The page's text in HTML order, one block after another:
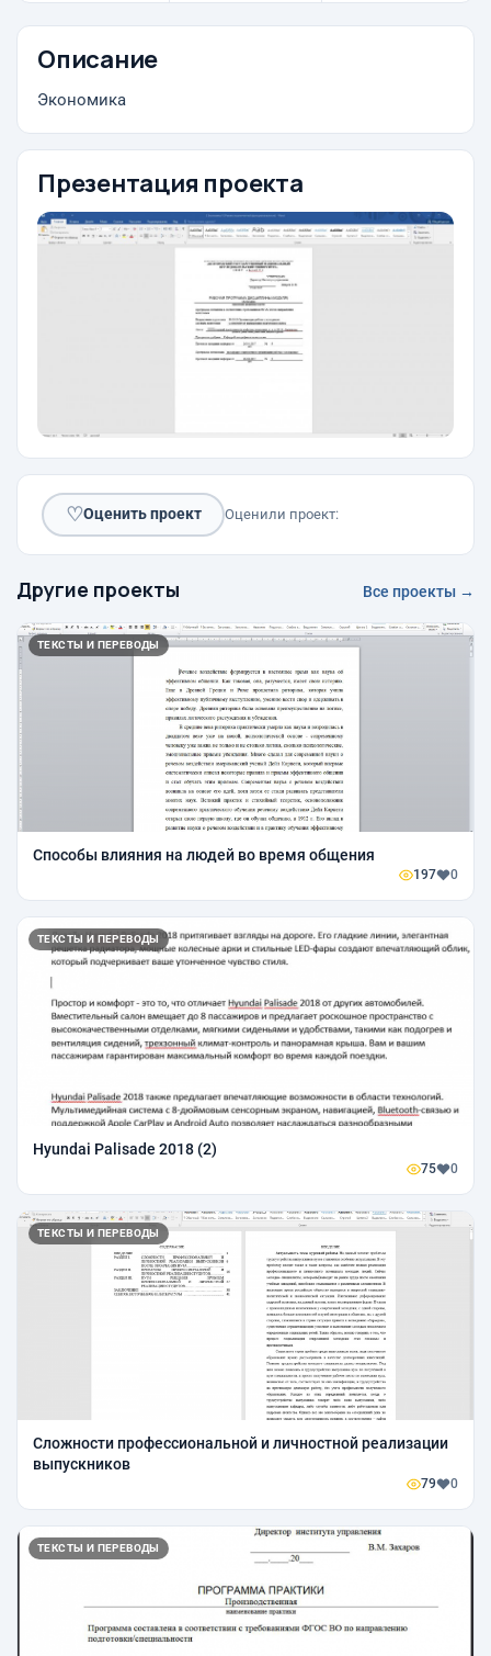
Описание
Экономика
Презентация проекта
♡Оценить проект Оценили проект:
Другие проекты Все проекты →
ТЕКСТЫ И ПЕРЕВОДЫ
Способы влияния на людей во время общения
197 0
ТЕКСТЫ И ПЕРЕВОДЫ
Hyundai Palisade 2018 (2)
75 0
ТЕКСТЫ И ПЕРЕВОДЫ
Сложности профессиональной и личностной реализации
выпускников
79 0
ТЕКСТЫ И ПЕРЕВОДЫ